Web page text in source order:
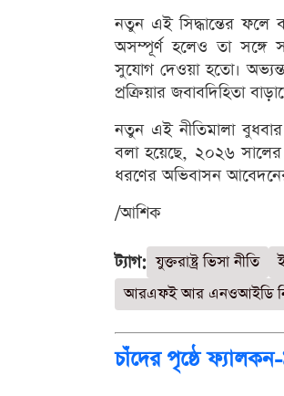
নতুন এই সিদ্ধান্তের ফলে
অসম্পূর্ণ হলেও তা সঙ্গে
সুযোগ দেওয়া হতো।
প্রক্রিয়ার জবাবদিহিতা
নতুন এই নীতিমালা
বলা হয়েছে, ২০২৬
ধরণের অভিবাসন আবেদনের
/আশিক
ট্যাগ: যুক্তরাষ্ট্র ভিসা নীতি
আরএফই আর এনওআইডি
চাঁদের পৃষ্ঠে